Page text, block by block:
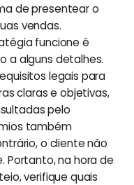
de presentear o
vendas.
funcione é
a alguns detalhes.
legais para
claras e objetivas,
pelo
também
o cliente não
Portanto, na hora de
verifique quais